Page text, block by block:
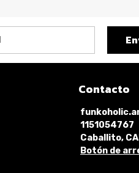
Contacto
1151054767
Caballito,
Botón de